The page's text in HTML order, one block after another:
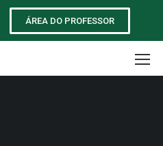
ÁREA DO PROFESSOR